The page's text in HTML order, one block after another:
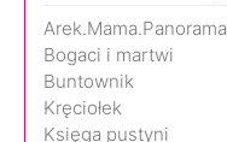
Arek.Mama.Panorama
Bogaci i martwi
Buntownik
Kręciołek
Księga pustyni